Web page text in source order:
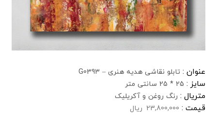
عنوان : تابلو نقاشی هدیه هنری – G0393
سایز : 25 * 25 سانتی متر
متریال : رنگ روغن و آکریلیک
قیمت : 23,800,000 ریال